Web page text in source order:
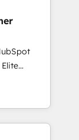
to be
using
on
we
minimize